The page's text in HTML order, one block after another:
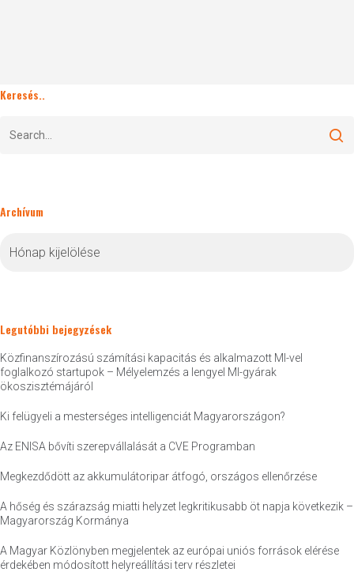
Keresés..
Archívum
Legutóbbi bejegyzések
Közfinanszírozású számítási kapacitás és alkalmazott MI-vel
foglalkozó startupok – Mélyelemzés a lengyel MI-gyárak
ökoszisztémájáról
Ki felügyeli a mesterséges intelligenciát Magyarországon?
Az ENISA bővíti szerepvállalását a CVE Programban
Megkezdődött az akkumulátoripar átfogó, országos ellenőrzése
A hőség és szárazság miatti helyzet legkritikusabb öt napja következik –
Magyarország Kormánya
A Magyar Közlönyben megjelentek az európai uniós források elérése
érdekében módosított helyreállítási terv részletei